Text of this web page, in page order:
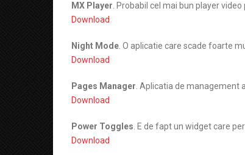
MX Player . Probabil cel mai bun player
Download
Night Mode . O aplicatie care scade foarte
Download
Pages Manager . Aplicatia de management
Download
Power Toggles . E de fapt un widget care
Download